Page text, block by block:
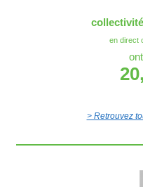
en direct
> Retrouvez